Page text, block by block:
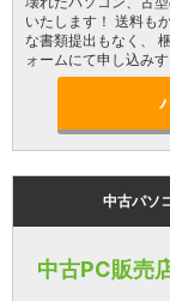
いたします！ 送料も
な書類提出もなく、
ォームにて申し込み
中古パソ
中古PC販売